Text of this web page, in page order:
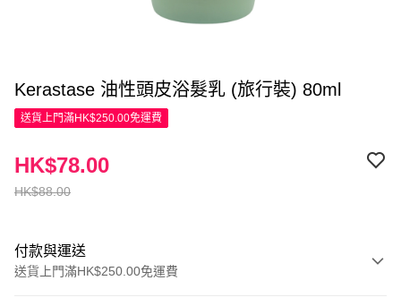
Kerastase 油性頭皮浴髮乳 (旅行裝) 80ml
送貨上門滿HK$250.00免運費
HK$88.00
HK$78.00
付款與運送
送貨上門滿HK$250.00免運費